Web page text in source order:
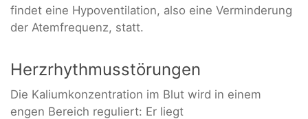
findet eine Hypoventilation, also eine Verminderung
der Atemfrequenz, statt.
Herzrhythmusstörungen
Die Kaliumkonzentration im Blut wird in einem
engen Bereich reguliert: Er liegt